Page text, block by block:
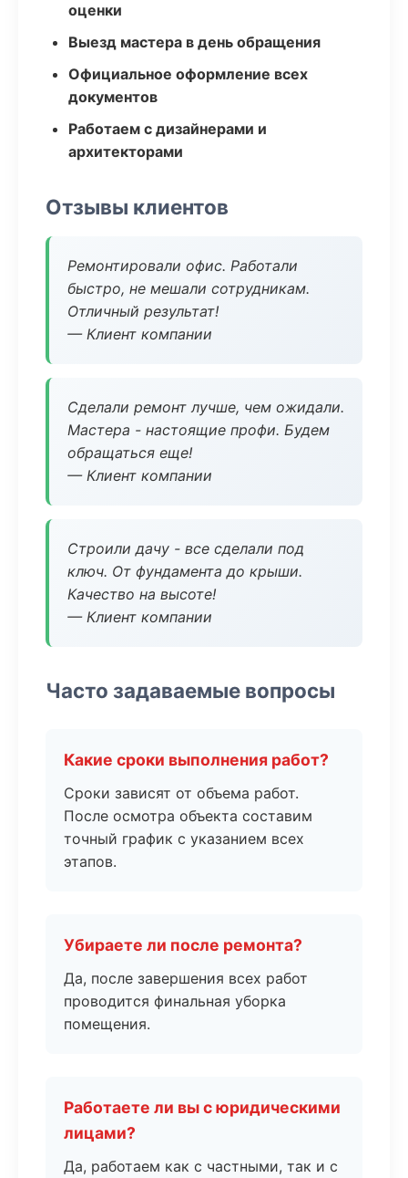
оценки
Выезд мастера в день обращения
Официальное оформление всех
документов
Работаем с дизайнерами и
архитекторами
Отзывы клиентов
Ремонтировали офис. Работали
быстро, не мешали сотрудникам.
Отличный результат!
— Клиент компании
Сделали ремонт лучше, чем ожидали.
Мастера - настоящие профи. Будем
обращаться еще!
— Клиент компании
Строили дачу - все сделали под
ключ. От фундамента до крыши.
Качество на высоте!
— Клиент компании
Часто задаваемые вопросы
Какие сроки выполнения работ?
Сроки зависят от объема работ.
После осмотра объекта составим
точный график с указанием всех
этапов.
Убираете ли после ремонта?
Да, после завершения всех работ
проводится финальная уборка
помещения.
Работаете ли вы с юридическими
лицами?
Да, работаем как с частными, так и с